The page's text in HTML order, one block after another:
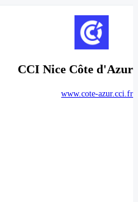
CCI Nice Côte d'Azur
www.cote-azur.cci.fr